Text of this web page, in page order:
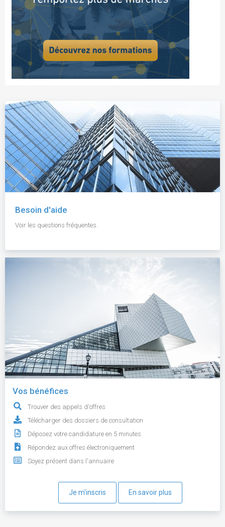
Besoin d'aide
Voir les questions fréquentes.
Vos bénéfices
Trouver des appels d'offres
Télécharger des dossiers de consultation
Déposez votre candidature en 5 minutes
Répondez aux offres électroniquement
Soyez présent dans l'annuaire
Je m'inscris En savoir plus